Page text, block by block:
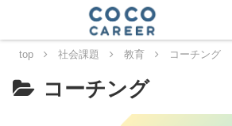
top 社会課題 教育 コーチング
コーチング